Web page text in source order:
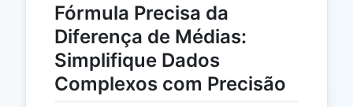
Fórmula Precisa da
Diferença de Médias:
Simplifique Dados
Complexos com Precisão